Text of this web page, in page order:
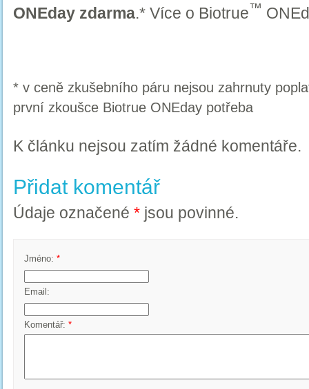
ONEday zdarma.* Více o Biotrue™
* v ceně zkušebního páru nejsou zahrnuty
první zkoušce Biotrue ONEday potřeba
K článku nejsou zatím žádné komentáře.
Přidat komentář
Údaje označené * jsou povinné.
Jméno: *
Email:
Komentář: *